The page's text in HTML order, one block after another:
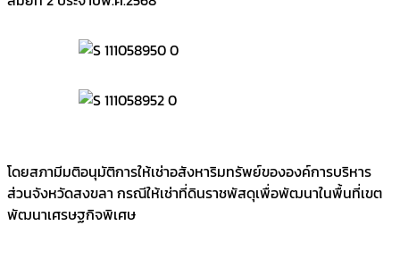
โดยสภามีมติอนุมัติการให้เช่าอสังหาริมทรัพย์ขององค์การบริหาร
ส่วนจังหวัดสงขลา กรณีให้เช่าที่ดินราชพัสดุเพื่อพัฒนาในพื้นที่เขต
พัฒนาเศรษฐกิจพิเศษ